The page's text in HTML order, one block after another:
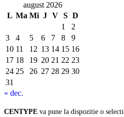
august 2026
L Ma Mi J V S D
1
2
3
4 5 6 7 8
9
10 11 12 13 14 15 16
17 18 19 20 21 22 23
24 25 26 27 28 29 30
31
« dec.
CENTYPE va pune la dispozitie o